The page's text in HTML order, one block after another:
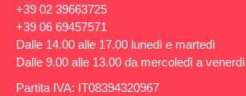
+39 02 39663725
+39 06 69457571
Dalle 14.00 alle 17.00 lunedì e martedì
Dalle 9.00 alle 13.00 da mercoledì a venerdì
Partita IVA: IT08394320967